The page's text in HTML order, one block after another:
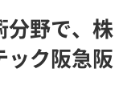
分野で、株
ック阪急阪